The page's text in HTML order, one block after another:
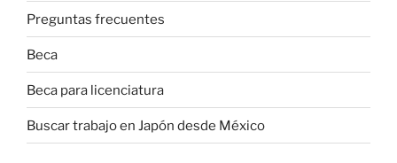
Preguntas frecuentes
Beca
Beca para licenciatura
Buscar trabajo en Japón desde México